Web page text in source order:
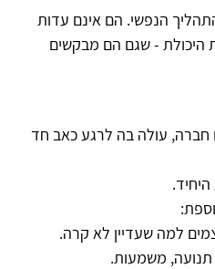
הנפשי. הם אינם עדות
היכולת - שגם הם מבקשים
עולה בה לרגע כאב חד
למה שעדיין לא קרה.
תנועה, משמעות.